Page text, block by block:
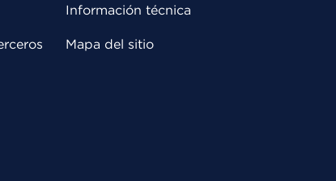
Información técnica
Mapa del sitio